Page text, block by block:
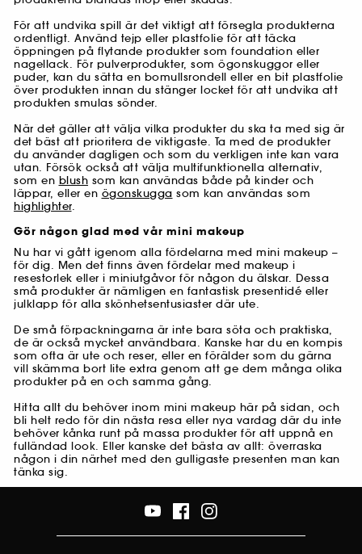
För att undvika spill är det viktigt att försegla produkterna
ordentligt. Använd tejp eller plastfolie för att täcka
öppningen på flytande produkter som foundation eller
nagellack. För pulverprodukter, som ögonskuggor eller
puder, kan du sätta en bomullsrondell eller en bit plastfolie
över produkten innan du stänger locket för att undvika att
produkten smulas sönder.
När det gäller att välja vilka produkter du ska ta med sig är
det bäst att prioritera de viktigaste. Ta med de produkter
du använder dagligen och som du verkligen inte kan vara
utan. Försök också att välja multifunktionella alternativ,
som en blush som kan användas både på kinder och
läppar, eller en ögonskugga som kan användas som
highlighter.
Gör någon glad med vår mini makeup
Nu har vi gått igenom alla fördelarna med mini makeup –
för dig. Men det finns även fördelar med makeup i
resestorlek eller i miniutgåvor för någon du älskar. Dessa
små produkter är nämligen en fantastisk presentidé eller
julklapp för alla skönhetsentusiaster där ute.
De små förpackningarna är inte bara söta och praktiska,
de är också mycket användbara. Kanske har du en kompis
som ofta är ute och reser, eller en förälder som du gärna
vill skämma bort lite extra genom att ge dem många olika
produkter på en och samma gång.
Hitta allt du behöver inom mini makeup här på sidan, och
bli helt redo för din nästa resa eller nya vardag där du inte
behöver kånka runt på massa produkter för att uppnå en
fulländad look. Eller kanske det bästa av allt: överraska
någon i din närhet med den gulligaste presenten man kan
tänka sig.